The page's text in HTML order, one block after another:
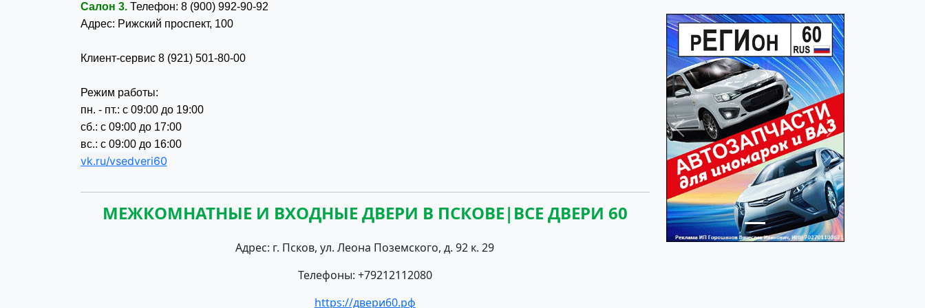
Салон 3. Телефон: 8 (900) 992-90-92
Адрес: Рижский проспект, 100
Клиент-сервис 8 (921) 501-80-00
Режим работы:
пн. - пт.: с 09:00 до 19:00
сб.: с 09:00 до 17:00
вс.: с 09:00 до 16:00
vk.ru/vsedveri60
МЕЖКОМНАТНЫЕ И ВХОДНЫЕ ДВЕРИ В ПСКОВЕ|ВСЕ ДВЕРИ 60
Адрес: г. Псков, ул. Леона Поземского, д. 92 к. 29
Телефоны: +79212112080
https://двери60.рф
Previous Next